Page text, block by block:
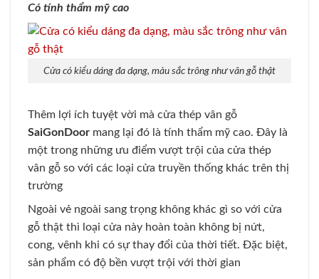
Có tính thẩm mỹ cao
Cửa có kiểu dáng đa dạng, màu sắc trông như vân gỗ thật
Thêm lợi ích tuyệt vời mà cửa thép vân gỗ
SaiGonDoor mang lại đó là tính thẩm mỹ cao. Đây là
một trong những ưu điểm vượt trội của cửa thép
vân gỗ so với các loại cửa truyền thống khác trên thị
trường
Ngoài vẻ ngoài sang trọng không khác gì so với cửa
gỗ thật thì loại cửa này hoàn toàn không bị nứt,
cong, vênh khi có sự thay đổi của thời tiết. Đặc biệt,
sản phẩm có độ bền vượt trội với thời gian